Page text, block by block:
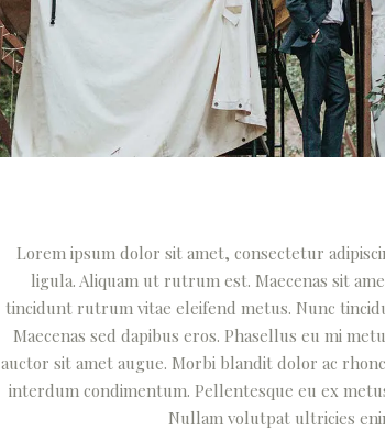
Lorem ipsum dolor sit amet, consectetur
ligula. Aliquam ut rutrum est. Maecenas sit
tincidunt rutrum vitae eleifend metus. Nunc
Maecenas sed dapibus eros. Phasellus eu mi
auctor sit amet augue. Morbi blandit dolor ac
interdum condimentum. Pellentesque eu ex
Nullam volutpat ultricies